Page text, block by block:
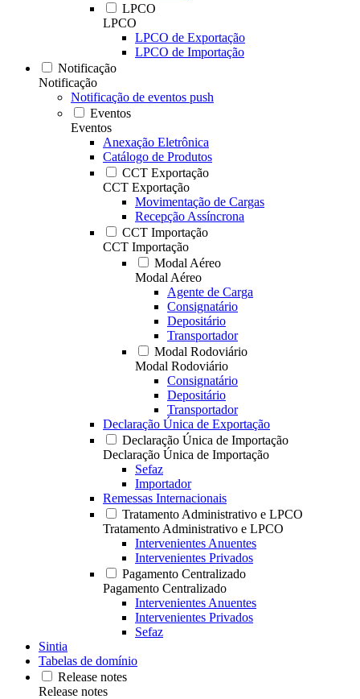
LPCO
LPCO
LPCO de Exportação
LPCO de Importação
Notificação
Notificação
Notificação de eventos push
Eventos
Eventos
Anexação Eletrônica
Catálogo de Produtos
CCT Exportação
CCT Exportação
Movimentação de Cargas
Recepção Assíncrona
CCT Importação
CCT Importação
Modal Aéreo
Modal Aéreo
Agente de Carga
Consignatário
Depositário
Transportador
Modal Rodoviário
Modal Rodoviário
Consignatário
Depositário
Transportador
Declaração Única de Exportação
Declaração Única de Importação
Declaração Única de Importação
Sefaz
Importador
Remessas Internacionais
Tratamento Administrativo e LPCO
Tratamento Administrativo e LPCO
Intervenientes Anuentes
Intervenientes Privados
Pagamento Centralizado
Pagamento Centralizado
Intervenientes Anuentes
Intervenientes Privados
Sefaz
Sintia
Tabelas de domínio
Release notes
Release notes